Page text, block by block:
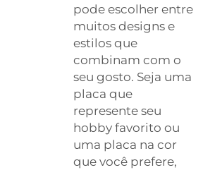
pode escolher entre
muitos designs e
estilos que
combinam com o
seu gosto. Seja uma
placa que
represente seu
hobby favorito ou
uma placa na cor
que você prefere,